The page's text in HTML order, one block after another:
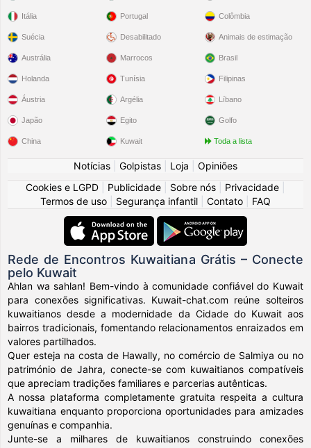
Itália
Suécia
Portugal
Desabilitado
Colômbia
Animais de estimação
Austrália
Holanda
Áustria
Japão
China
Marrocos
Tunísia
Argélia
Egito
Kuwait
Brasil
Filipinas
Líbano
Golfo
Toda a lista
Notícias Golpistas Loja
Opiniões
Cookies e LGPD
Publicidade Sobre nós Privacidade
Termos de uso
Segurança infantil Contato FAQ
Rede de Encontros Kuwaitiana Grátis – Conecte
pelo Kuwait
Ahlan wa sahlan! Bem-vindo à comunidade confiável do Kuwait
para conexões significativas. Kuwait-chat.com reúne solteiros
kuwaitianos desde a modernidade da Cidade do Kuwait aos
bairros tradicionais, fomentando relacionamentos enraizados em
valores partilhados.
Quer esteja na costa de Hawally, no comércio de Salmiya ou no
património de Jahra, conecte-se com kuwaitianos compatíveis
que apreciam tradições familiares e parcerias autênticas.
A nossa plataforma completamente gratuita respeita a cultura
kuwaitiana enquanto proporciona oportunidades para amizades
genuínas e companhia.
Junte-se a milhares de kuwaitianos construindo conexões